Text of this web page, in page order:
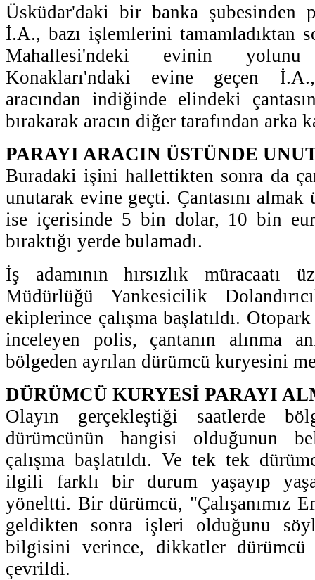
Üsküdar'daki bir banka şubesinden
İ.A., bazı işlemlerini tamamladıktan
Mahallesi'ndeki evinin
Konakları'ndaki evine geçen
aracından indiğinde elindeki
bırakarak aracın diğer tarafından arka
PARAYI ARACIN ÜSTÜNDE
Buradaki işini hallettikten sonra da
unutarak evine geçti. Çantasını
ise içerisinde 5 bin dolar, 10 bin
bıraktığı yerde bulamadı.
İş adamının hırsızlık müracaatı
Müdürlüğü Yankesicilik
ekiplerince çalışma başlatıldı.
inceleyen polis, çantanın alınma
bölgeden ayrılan dürümcü kuryesini
DÜRÜMCÜ KURYESİ PARAYI
Olayın gerçekleştiği saatlerde
dürümcünün hangisi olduğunun
çalışma başlatıldı. Ve tek tek
ilgili farklı bir durum yaşayıp
yöneltti. Bir dürümcü, "Çalışanımız
geldikten sonra işleri olduğunu
bilgisini verince, dikkatler
çevrildi.